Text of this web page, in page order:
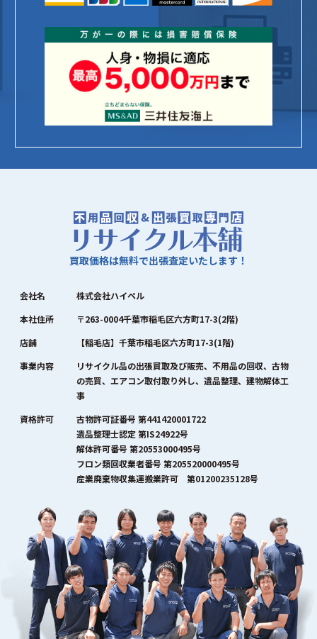
買取価格は無料で出張査定いたします！
会社名
株式会社ハイペル
本社住所
〒263-0004千葉市稲毛区六方町17-3(2階)
店舗
【稲毛店】千葉市稲毛区六方町17-3(1階)
事業内容
リサイクル品の出張買取及び販売、不用品の回収、古物
の売買、エアコン取付取り外し、遺品整理、建物解体工
事
資格許可
古物許可証番号 第441420001722
遺品整理士認定 第IS24922号
解体許可番号 第20553000495号
フロン類回収業者番号 第205520000495号
産業廃棄物収集運搬業許可 第01200235128号